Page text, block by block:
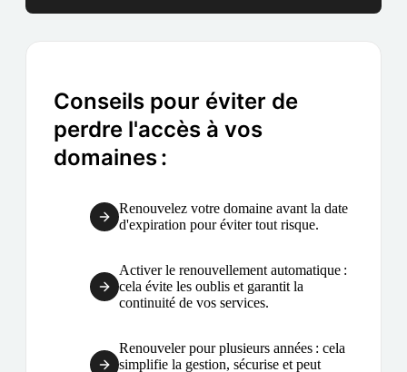
Conseils pour éviter de
perdre l'accès à vos
domaines :
Renouvelez votre domaine avant la date
d'expiration pour éviter tout risque.
Activer le renouvellement automatique :
cela évite les oublis et garantit la
continuité de vos services.
Renouveler pour plusieurs années : cela
simplifie la gestion, sécurise et peut